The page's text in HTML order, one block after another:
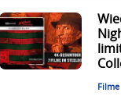
Filme